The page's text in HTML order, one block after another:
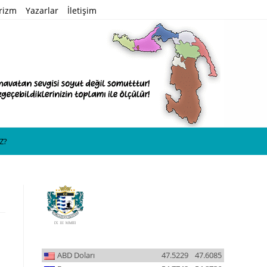
Yazarlar İletişim
ABD Doları 47.6085
47.5229